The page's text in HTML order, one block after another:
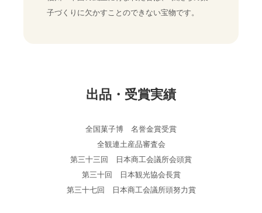
子づくりに欠かすことのできない宝物です。
出品・受賞実績
全国菓子博 名誉金賞受賞
全観連土産品審査会
第三十三回 日本商工会議所会頭賞
第三十回 日本観光協会長賞
第三十七回 日本商工会議所頭努力賞